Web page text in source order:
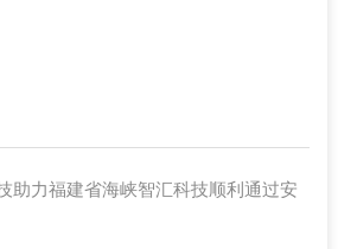
助力福建省海峡智汇科技顺利通过安